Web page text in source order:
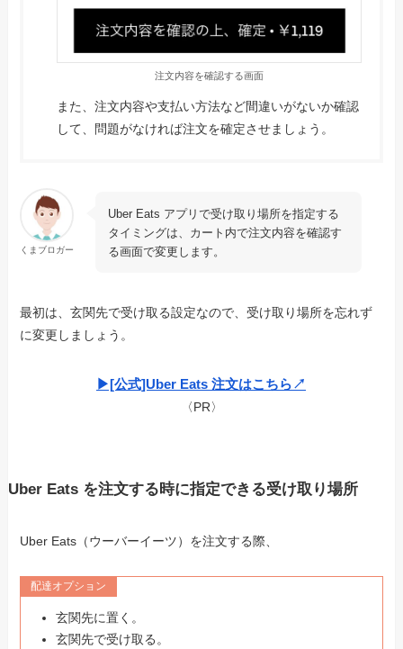
注文内容を確認する画面
また、注文内容や支払い方法など間違いがないか確認
して、問題がなければ注文を確定させましょう。
くまブロガー
Uber Eats アプリで受け取り場所を指定する
タイミングは、カート内で注文内容を確認す
る画面で変更します。
最初は、玄関先で受け取る設定なので、受け取り場所を忘れず
に変更しましょう。
▶︎[公式]Uber Eats 注文はこちら↗︎
〈PR〉
Uber Eats を注文する時に指定できる受け取り場所
Uber Eats（ウーバーイーツ）を注文する際、
配達オプション
玄関先に置く。
玄関先で受け取る。